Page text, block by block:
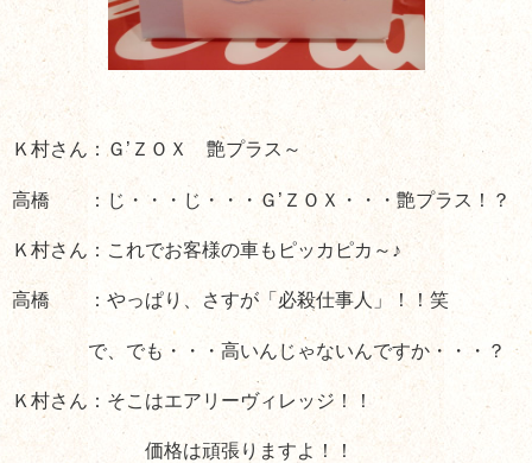
Ｋ村さん：Ｇ’ＺＯＸ 艶プラス～
高橋 ：じ・・・じ・・・Ｇ’ＺＯＸ・・・艶プラス！？
Ｋ村さん：これでお客様の車もピッカピカ～♪
高橋 ：やっぱり、さすが「必殺仕事人」！！笑
で、でも・・・高いんじゃないんですか・・・？
Ｋ村さん：そこはエアリーヴィレッジ！！
価格は頑張りますよ！！